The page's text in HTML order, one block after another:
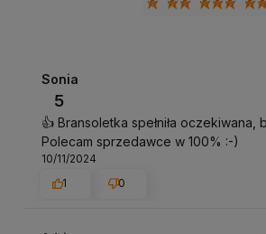
Sonia
5
👍️ Bransoletka spełniła oczekiwana,
Polecam sprzedawce w 100% :-)
10/11/2024
1
0